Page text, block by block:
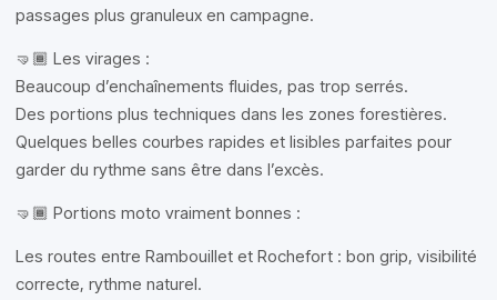
passages plus granuleux en campagne.
🤜🏾 Les virages :
Beaucoup d’enchaînements fluides, pas trop serrés.
Des portions plus techniques dans les zones forestières.
Quelques belles courbes rapides et lisibles parfaites pour
garder du rythme sans être dans l’excès.
🤜🏾 Portions moto vraiment bonnes :
Les routes entre Rambouillet et Rochefort : bon grip, visibilité
correcte, rythme naturel.